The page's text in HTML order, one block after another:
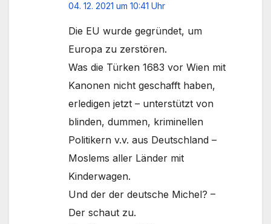
04. 12. 2021 um 10:41 Uhr
Die EU wurde gegründet, um
Europa zu zerstören.
Was die Türken 1683 vor Wien mit
Kanonen nicht geschafft haben,
erledigen jetzt – unterstützt von
blinden, dummen, kriminellen
Politikern v.v. aus Deutschland –
Moslems aller Länder mit
Kinderwagen.
Und der der deutsche Michel? –
Der schaut zu.